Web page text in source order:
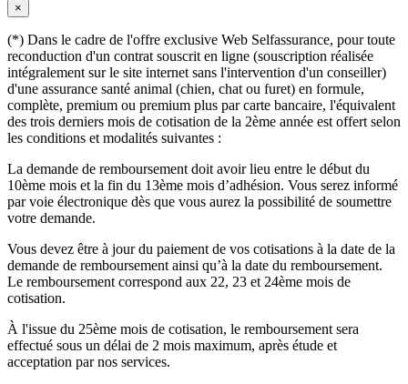
×
(*) Dans le cadre de l'offre exclusive Web Selfassurance, pour toute
reconduction d'un contrat souscrit en ligne (souscription réalisée
intégralement sur le site internet sans l'intervention d'un conseiller)
d'une assurance santé animal (chien, chat ou furet) en formule,
complète, premium ou premium plus par carte bancaire, l'équivalent
des trois derniers mois de cotisation de la 2ème année est offert selon
les conditions et modalités suivantes :
La demande de remboursement doit avoir lieu entre le début du
10ème mois et la fin du 13ème mois d’adhésion. Vous serez informé
par voie électronique dès que vous aurez la possibilité de soumettre
votre demande.
Vous devez être à jour du paiement de vos cotisations à la date de la
demande de remboursement ainsi qu’à la date du remboursement.
Le remboursement correspond aux 22, 23 et 24ème mois de
cotisation.
À l'issue du 25ème mois de cotisation, le remboursement sera
effectué sous un délai de 2 mois maximum, après étude et
acceptation par nos services.